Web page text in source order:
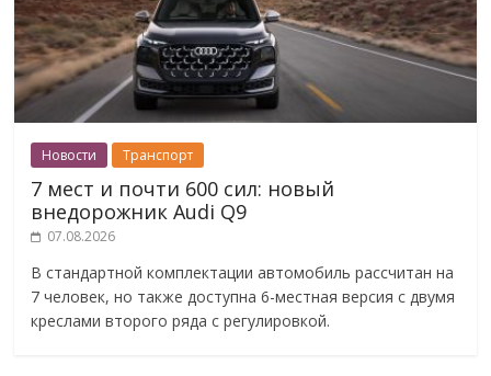
Новости Транспорт
7 мест и почти 600 сил: новый
внедорожник Audi Q9
07.08.2026
В стандартной комплектации автомобиль рассчитан на
7 человек, но также доступна 6-местная версия с двумя
креслами второго ряда с регулировкой.